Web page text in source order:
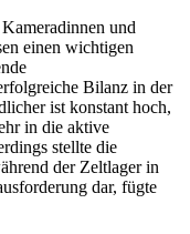
und
einen wichtigen
Bilanz in der
ist konstant hoch,
in die aktive
stellte die
der Zeltlager in
dar, fügte